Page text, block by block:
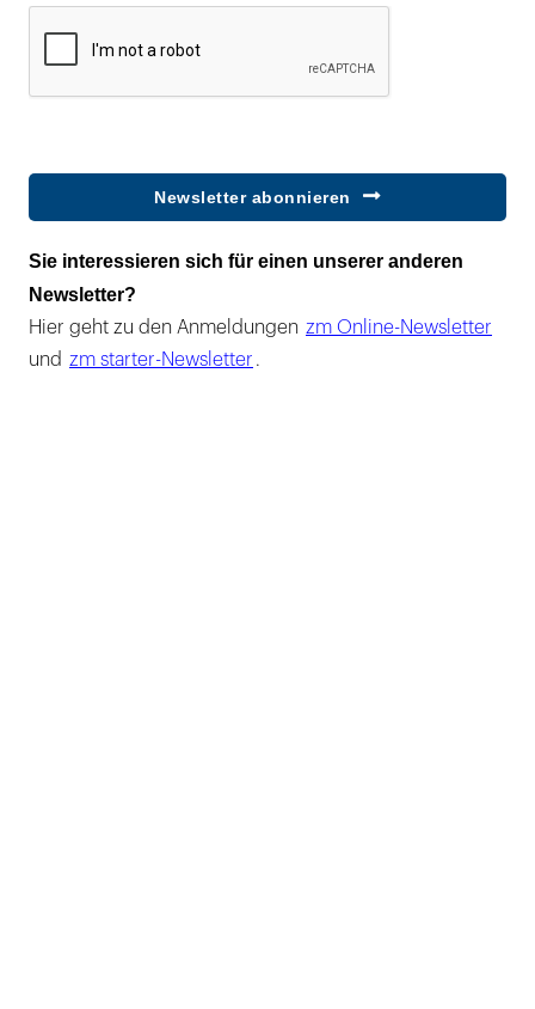
Newsletter abonnieren
Sie interessieren sich für einen unserer anderen
Newsletter?
Hier geht zu den Anmeldungen zm Online-Newsletter
und zm starter-Newsletter .